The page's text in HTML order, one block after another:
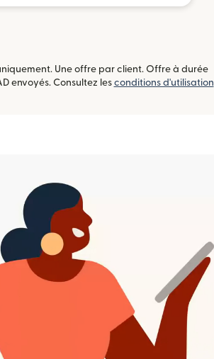
Une offre par client. Offre à durée
envoyés. Consultez les conditions d'utilisation